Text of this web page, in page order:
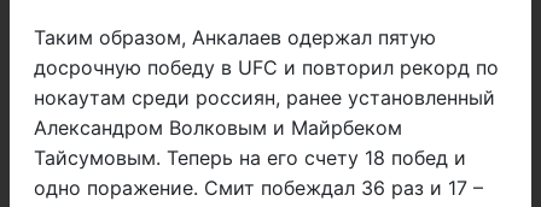
Таким образом, Анкалаев одержал пятую
досрочную победу в UFC и повторил рекорд по
нокаутам среди россиян, ранее установленный
Александром Волковым и Майрбеком
Тайсумовым. Теперь на его счету 18 побед и
одно поражение. Смит побеждал 36 раз и 17 –